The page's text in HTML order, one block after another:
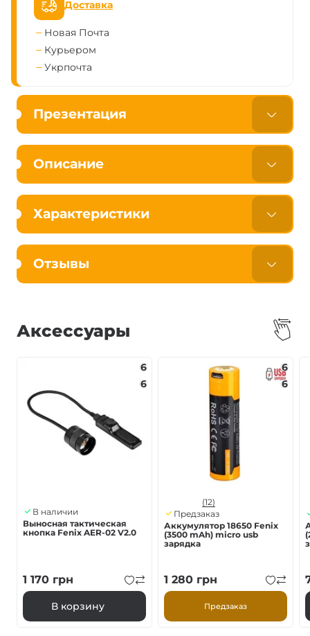
Доставка
Новая Почта
Курьером
Укрпочта
Презентация
Описание
Характеристики
Отзывы
Аксессуары
6
6
В наличии
Выносная тактическая
кнопка Fenix AER-02 V2.0
1 170 грн
В корзину
6
6
(12)
Предзаказ
Аккумулятор 18650 Fenix
(3500 mAh) micro usb
зарядка
1 280 грн
Предзаказ